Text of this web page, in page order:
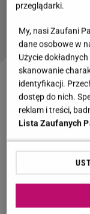
Przez lata
Jak na tak
miała
życiowych
urody. W wielu
pierwszą
gwiazdą, która
przeglądarki.
My, nasi Zaufani
dane osobowe w
Użycie
skanowanie
identyfikacji.
dostęp do nich.
reklam i treści,
Lista Zaufanych